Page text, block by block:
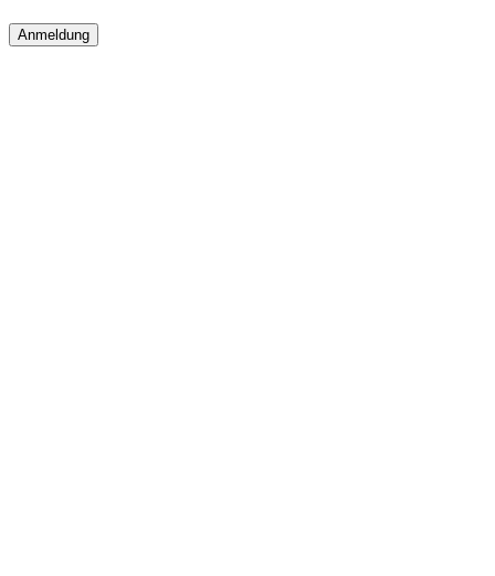
Anmeldung